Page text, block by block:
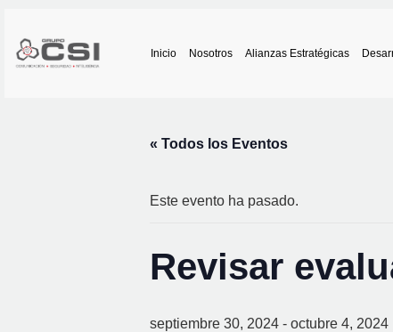
Inicio Nosotros Alianzas Estratégicas
« Todos los Eventos
Este evento ha pasado.
Revisar
septiembre 30, 2024 - octubre 4, 2024